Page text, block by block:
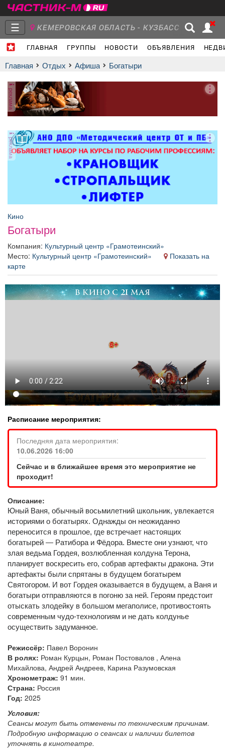
☰ КЕМЕРОВСКАЯ ОБЛАСТЬ - КУЗБАСС
ГЛАВНАЯ ГРУППЫ НОВОСТИ ОБЪЯВЛЕНИЯ
Объявления Недвижимость Услуги
Афиша
Товары Поздравления Погода
Я - пенсионер
Главная Отдых афиша Богатыри
реклама
реклама
Кино
Богатыри
Компания: Культурный центр «Грамотеинский»
Место: Культурный центр «Грамотеинский»
Показать на
карте
Расписание мероприятия:
Последняя дата мероприятия:
10.06.2026 16:00
Сейчас и в ближайшее время это мероприятие не
проходит!
Описание:
Юный Ваня, обычный восьмилетний школьник, увлекается
историями о богатырях. Однажды он неожиданно
переносится в прошлое, где встречает настоящих
богатырей — Ратибора и Фёдора. Вместе они узнают, что
злая ведьма Гордея, возлюбленная колдуна Терона,
планирует воскресить его, собрав артефакты дракона. Эти
артефакты были спрятаны в будущем богатырем
Святогором. И вот Гордея оказывается в будущем, а Ваня и
богатыри отправляются в погоню за ней. Героям предстоит
отыскать злодейку в большом мегаполисе, противостоять
современным чудо-технологиям и не дать колдунье
осуществить задуманное.
Режиссёр: Павел Воронин
В ролях: Роман Курцын, Роман Постовалов , Алена
Михайлова, Андрей Андреев, Карина Разумовская
Хронометраж: 91 мин.
Страна: Россия
Год: 2025
Условия:
Сеансы могут быть отменены по техническим причинам.
Подробную информацию о сеансах и наличии билетов
уточнять в кинотеатре.